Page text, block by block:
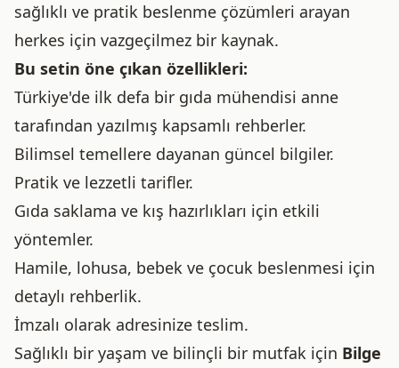
sağlıklı ve pratik beslenme çözümleri arayan
herkes için vazgeçilmez bir kaynak.
Bu setin öne çıkan özellikleri:
Türkiye'de ilk defa bir gıda mühendisi anne
tarafından yazılmış kapsamlı rehberler.
Bilimsel temellere dayanan güncel bilgiler.
Pratik ve lezzetli tarifler.
Gıda saklama ve kış hazırlıkları için etkili
yöntemler.
Hamile, lohusa, bebek ve çocuk beslenmesi için
detaylı rehberlik.
İmzalı olarak adresinize teslim.
Sağlıklı bir yaşam ve bilinçli bir mutfak için Bilge